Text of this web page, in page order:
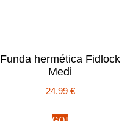
Funda hermética Fidlock
Medi
24.99 €